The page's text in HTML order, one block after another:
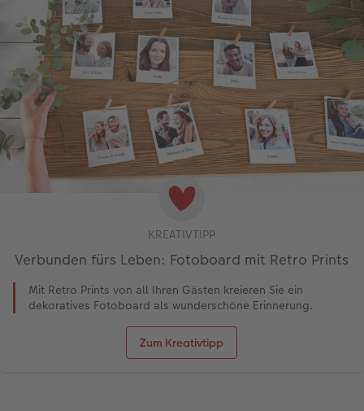
KREATIVTIPP
Verbunden fürs Leben: Fotoboard mit Retro Prints
Mit Retro Prints von all Ihren Gästen kreieren Sie ein
dekoratives Fotoboard als wunderschöne Erinnerung.
Zum Kreativtipp